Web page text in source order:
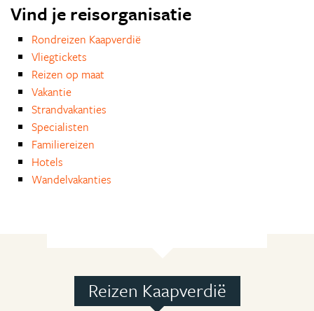
Vind je reisorganisatie
Rondreizen Kaapverdië
Vliegtickets
Reizen op maat
Vakantie
Strandvakanties
Specialisten
Familiereizen
Hotels
Wandelvakanties
Reizen Kaapverdië